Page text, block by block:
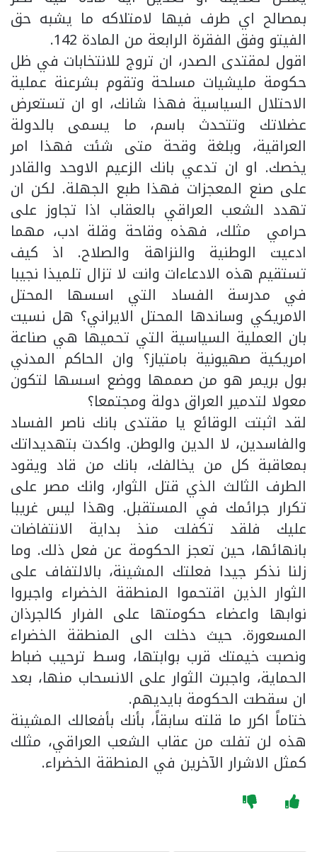
بمصالح اي طرف فيها لامتلاكه ما يشبه حق
الفيتو وفق الفقرة الرابعة من المادة 142.
اقول لمقتدى الصدر، ان تروج للانتخابات في ظل
حكومة مليشيات مسلحة وتقوم بشرعنة عملية
الاحتلال السياسية فهذا شانك، او ان تستعرض
عضلاتك وتتحدث باسم، ما يسمى بالدولة
العراقية، وبلغة وقحة متى شئت فهذا امر
يخصك. او ان تدعي بانك الزعيم الاوحد والقادر
على صنع المعجزات فهذا طبع الجهلة. لكن ان
تهدد الشعب العراقي بالعقاب اذا تجاوز على
حرامي مثلك، فهذه وقاحة وقلة ادب، مهما
ادعيت الوطنية والنزاهة والصلاح. اذ كيف
تستقيم هذه الادعاءات وانت لا تزال تلميذا نجيبا
في مدرسة الفساد التي اسسها المحتل
الامريكي وساندها المحتل الايراني؟ هل نسيت
بان العملية السياسية التي تحميها هي صناعة
امريكية صهيونية بامتياز؟ وان الحاكم المدني
بول بريمر هو من صممها ووضع اسسها لتكون
معولا لتدمير العراق دولة ومجتمعا؟
لقد اثبتت الوقائع يا مقتدى بانك ناصر الفساد
والفاسدين، لا الدين والوطن. واكدت بتهديداتك
بمعاقبة كل من يخالفك، بانك من قاد ويقود
الطرف الثالث الذي قتل الثوار، وانك مصر على
تكرار جرائمك في المستقبل. وهذا ليس غريبا
عليك فلقد تكفلت منذ بداية الانتفاضات
بانهائها، حين تعجز الحكومة عن فعل ذلك. وما
زلنا نذكر جيدا فعلتك المشينة، بالالتفاف على
الثوار الذين اقتحموا المنطقة الخضراء واجبروا
نوابها واعضاء حكومتها على الفرار كالجرذان
المسعورة. حيث دخلت الى المنطقة الخضراء
ونصبت خيمتك قرب بوابتها، وسط ترحيب ضباط
الحماية، واجبرت الثوار على الانسحاب منها، بعد
ان سقطت الحكومة بايديهم.
ختاماً اكرر ما قلته سابقاً، بأنك بأفعالك المشينة
هذه لن تفلت من عقاب الشعب العراقي، مثلك
كمثل الاشرار الآخرين في المنطقة الخضراء.